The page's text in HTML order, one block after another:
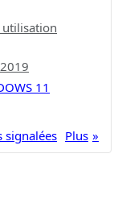
11
Plus
signalées